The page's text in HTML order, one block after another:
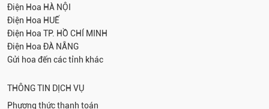
Điện Hoa HÀ NỘI
Điện Hoa HUẾ
Điện Hoa TP. HỒ CHÍ MINH
Điện Hoa ĐÀ NẴNG
Gửi hoa đến các tỉnh khác
THÔNG TIN DỊCH VỤ
Phương thức thanh toán